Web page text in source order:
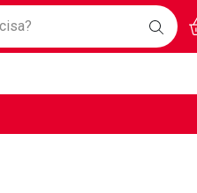
Ofertas Exclusivas!
O